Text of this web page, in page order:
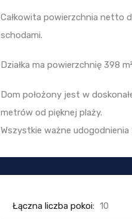
Całkowita powierzchnia netto
schodami.
Działka ma powierzchnię 398
Dom położony jest w
metrów od pięknej plaży.
Wszystkie ważne
Łączna liczba pokoi: 10